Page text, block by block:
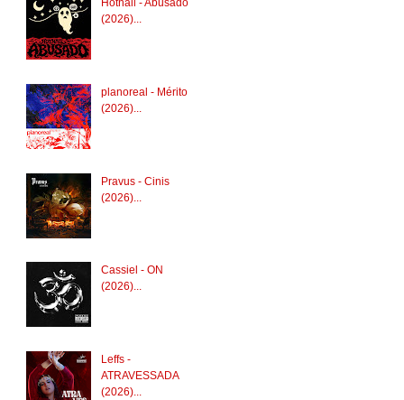
Hotnail - Abusado
(2026)...
planoreal - Mérito
(2026)...
Pravus - Cinis
(2026)...
Cassiel - ON
(2026)...
Leffs -
ATRAVESSADA
(2026)...